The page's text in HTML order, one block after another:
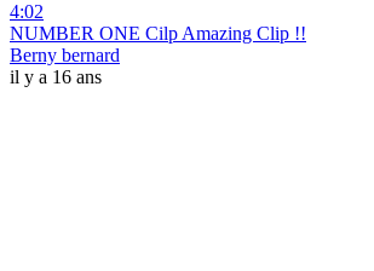
4:02
NUMBER ONE Cilp Amazing Clip !!
Berny bernard
il y a 16 ans